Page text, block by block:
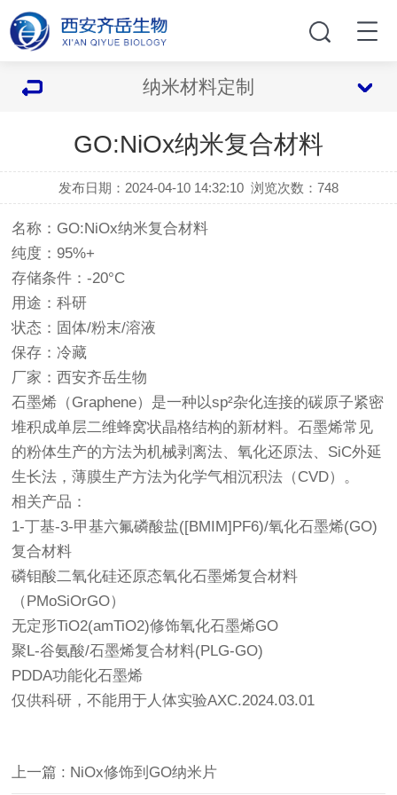
纳米材料定制
GO:NiOx纳米复合材料
发布日期：2024-04-10 14:32:10 浏览次数：748
名称：GO:NiOx纳米复合材料
纯度：95%+
存储条件：-20°C
用途：科研
状态：固体/粉末/溶液
保存：冷藏
厂家：西安齐岳生物
石墨烯（Graphene）是一种以sp²杂化连接的碳原子紧密
堆积成单层二维蜂窝状晶格结构的新材料。石墨烯常见
的粉体生产的方法为机械剥离法、氧化还原法、SiC外延
生长法，薄膜生产方法为化学气相沉积法（CVD）。
相关产品：
1-丁基-3-甲基六氟磷酸盐([BMIM]PF6)/氧化石墨烯(GO)
复合材料
磷钼酸二氧化硅还原态氧化石墨烯复合材料
（PMoSiOrGO）
无定形TiO2(amTiO2)修饰氧化石墨烯GO
聚L-谷氨酸/石墨烯复合材料(PLG-GO)
PDDA功能化石墨烯
仅供科研，不能用于人体实验AXC.2024.03.01
上一篇 : NiOx修饰到GO纳米片